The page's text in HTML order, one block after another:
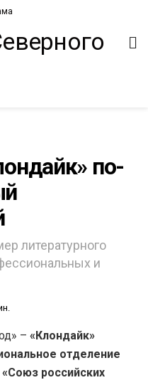
по-
литературного
и
– «Клондайк»
отделение
российских